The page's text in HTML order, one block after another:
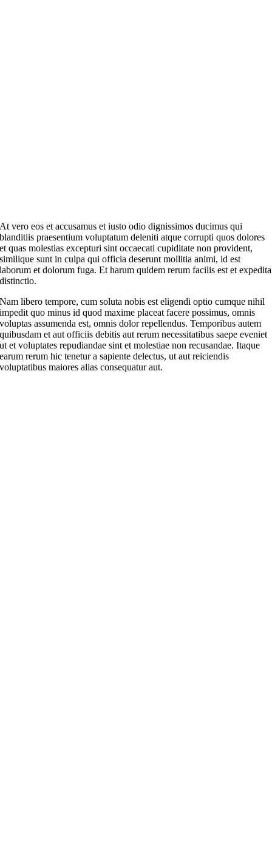
At vero eos et accusamus et iusto odio dignissimos ducimus qui
blanditiis praesentium voluptatum deleniti atque corrupti quos dolores
et quas molestias excepturi sint occaecati cupiditate non provident,
similique sunt in culpa qui officia deserunt mollitia animi, id est
laborum et dolorum fuga. Et harum quidem rerum facilis est et expedita
distinctio.
Nam libero tempore, cum soluta nobis est eligendi optio cumque nihil
impedit quo minus id quod maxime placeat facere possimus, omnis
voluptas assumenda est, omnis dolor repellendus. Temporibus autem
quibusdam et aut officiis debitis aut rerum necessitatibus saepe eveniet
ut et voluptates repudiandae sint et molestiae non recusandae. Itaque
earum rerum hic tenetur a sapiente delectus, ut aut reiciendis
voluptatibus maiores alias consequatur aut.